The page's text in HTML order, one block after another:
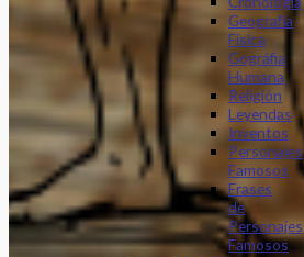
Geografía
Física
Gográfia
Humana
Religión
Leyendas
Inventos
Personajes
Famosos
Frases
de
Personajes
Famosos